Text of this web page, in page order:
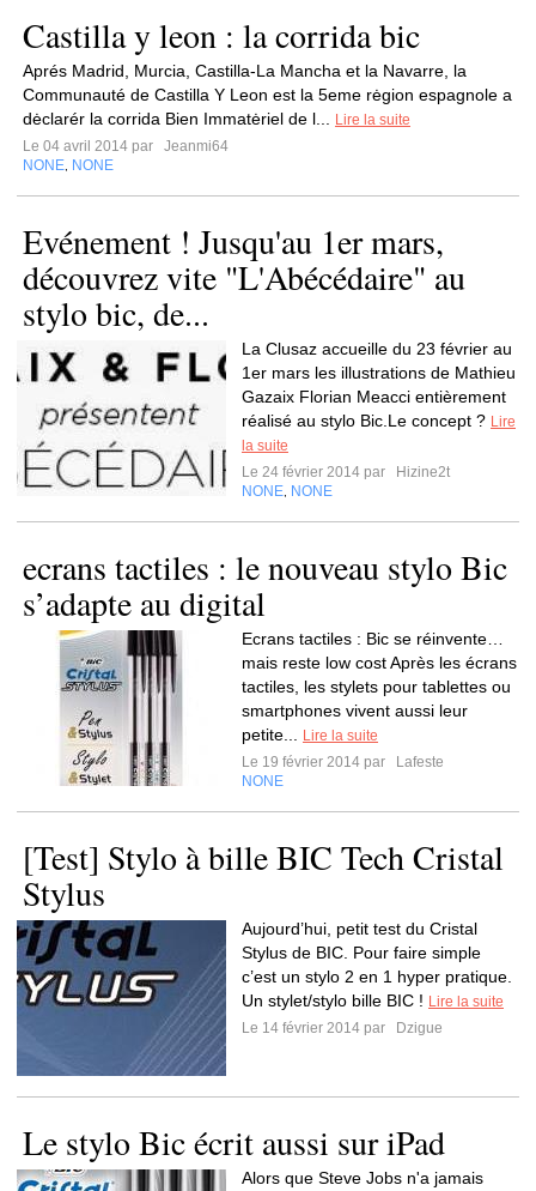
Castilla y leon : la corrida bic
Aprés Madrid, Murcia, Castilla-La Mancha et la Navarre, la
Communauté de Castilla Y Leon est la 5eme rėgion espagnole a
dėclarér la corrida Bien Immatėriel de l...
Lire la suite
Le 04 avril 2014 par
Jeanmi64
NONE NONE
Evénement ! Jusqu'au 1er mars,
découvrez vite "L'Abécédaire" au
stylo bic, de...
La Clusaz accueille du 23 février au
1er mars les illustrations de Mathieu
Gazaix Florian Meacci entièrement
réalisé au stylo Bic.Le concept ? Lire
la suite
Le 24 février 2014 par
Hizine2t
NONE NONE
ecrans tactiles : le nouveau stylo Bic
s’adapte au digital
Ecrans tactiles : Bic se réinvente…
mais reste low cost Après les écrans
tactiles, les stylets pour tablettes ou
smartphones vivent aussi leur
petite...
Lire la suite
Le 19 février 2014 par
Lafeste
NONE
[Test] Stylo à bille BIC Tech Cristal
Stylus
Aujourd’hui, petit test du Cristal
Stylus de BIC. Pour faire simple
c’est un stylo 2 en 1 hyper pratique.
Un stylet/stylo bille BIC ! Lire la suite
Le 14 février 2014 par
Dzigue
Le stylo Bic écrit aussi sur iPad
Alors que Steve Jobs n'a jamais